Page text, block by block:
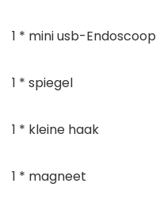
1 * mini usb-Endoscoop
1 * spiegel
1 * kleine haak
1 * magneet